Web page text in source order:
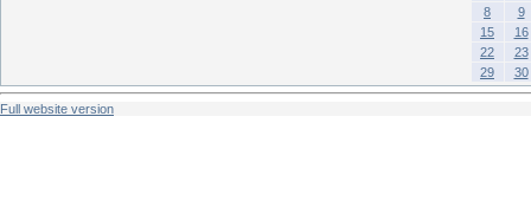
8
9
15
16
22
23
29
30
Full website version